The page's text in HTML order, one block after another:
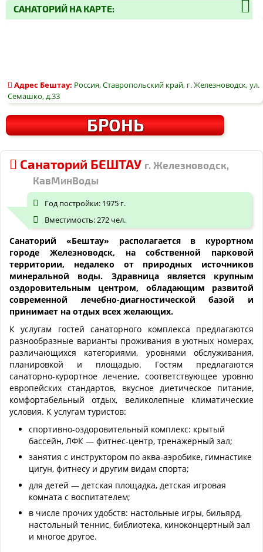
САНАТОРИЙ НА КАРТЕ:
Адрес Бештау: Россия, Ставропольский край, г. Железноводск, ул.
Семашко, д.33
БРОНЬ
Санаторий БЕШТАУ г. Железноводск,
КавМинВоды
Год постройки: 1975 г.
Вместимость: 272 чел.
Санаторий «Бештау» располагается в курортном
городе Железноводск, на собственной парковой
территории, недалеко от природных источников
минеральной воды. Здравница является крупным
оздоровительным центром, обладающим развитой
современной лечебно-диагностической базой и
принимает на отдых всех желающих.
К услугам гостей санаторного комплекса предлагаются
разнообразные варианты проживания в уютных номерах,
различающихся категориями, уровнями обслуживания,
планировкой и площадью. Гостям предлагаются
санаторно-курортное лечение, соответствующее уровню
европейских стандартов, вкусное диетическое питание,
комфортабельный отдых, великолепные климатические
условия. К услугам туристов:
спортивно-оздоровительный комплекс: крытый
бассейн, ЛФК — фитнес-центр, тренажерный зал;
занятия с инструктором по аква-аэробике, гимнастике
цигун, фитнесу и другим видам спорта;
для детей — детская площадка, детская игровая
комната с воспитателем;
в числе прочих удобств: настольные игры, бильярд,
настольный теннис, библиотека, киноконцертный зал
и многое другое.